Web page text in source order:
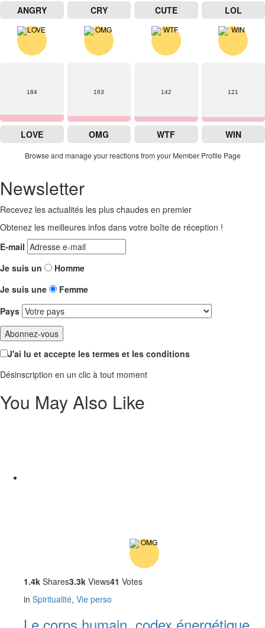
ANGRY CRY CUTE LOL
184
LOVE
163
OMG
142
WTF
121
WIN
Browse and manage your reactions from your Member Profile Page
Newsletter
Recevez les actualités les plus chaudes en premier
Obtenez les meilleures infos dans votre boîte de réception !
E-mail
Je suis un
Homme
Je suis une
Femme
Pays
J'ai lu et accepte les termes et les conditions
Désinscription en un clic à tout moment
You May Also Like
1.4k Shares3.3k Views41 Votes
in Spiritualité, Vie perso